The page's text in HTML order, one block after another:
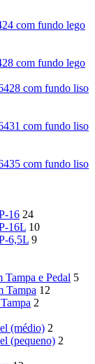
com fundo lego
com fundo lego
com fundo liso
com fundo liso
com fundo liso
16 24
16L 10
6,5L 9
e Pedal 5
Tampa 12
2
(médio) 2
(pequeno) 2